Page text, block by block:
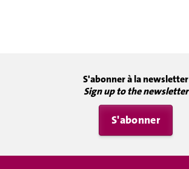
S'abonner à la newsletter
Sign up to the newsletter
S'abonner